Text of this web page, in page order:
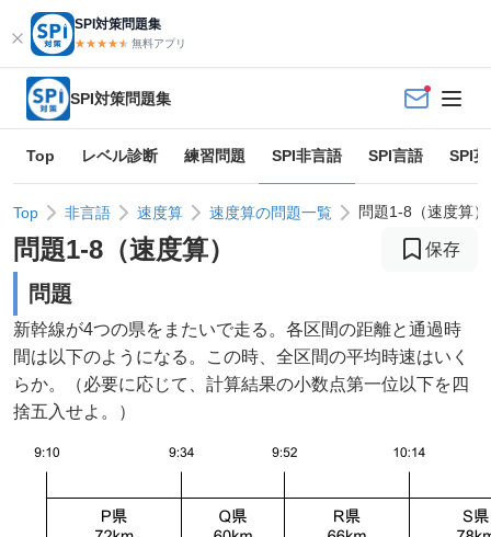
SPI対策問題集
★★★★★
★ 無料アプリ
SPI対策問題集
Top レベル診断 練習問題 SPI非言語 SPI言語 SPI
Top 非言語 速度算 速度算の問題一覧 問題1-8（速度算）
問題1-8 （速度算） 保存
問題
新幹線が4つの県をまたいで走る。各区間の距離と通過時
間は以下のようになる。この時、全区間の平均時速はいく
らか。（必要に応じて、計算結果の小数点第一位以下を四
捨五入せよ。）